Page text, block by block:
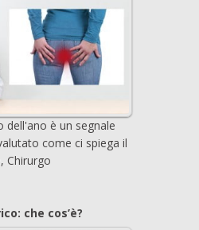
dell'ano è un segnale
come ci spiega il
Chirurgo
che cos’è?